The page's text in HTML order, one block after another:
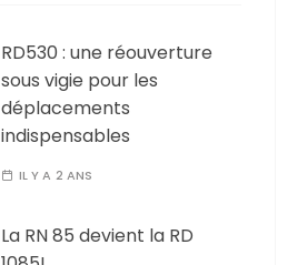
RD530 : une réouverture
sous vigie pour les
déplacements
indispensables
IL Y A 2 ANS
La RN 85 devient la RD